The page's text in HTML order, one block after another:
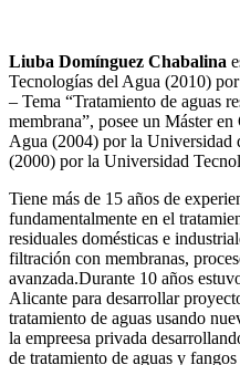
Liuba Domínguez Chabalina
Tecnologías del Agua (2010)
– Tema “Tratamiento de aguas
membrana”, posee un Máster
Agua (2004) por la Universidad
(2000) por la Universidad
Tiene más de 15 años de
fundamentalmente en el
residuales domésticas e
filtración con membranas,
avanzada.Durante 10 años
Alicante para desarrollar
tratamiento de aguas usando
la empreesa privada
de tratamiento de aguas y